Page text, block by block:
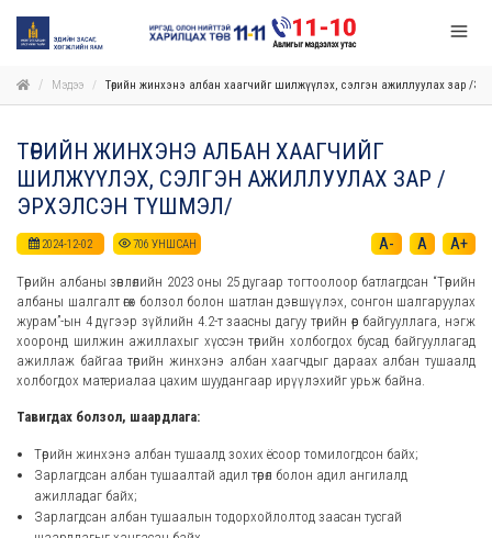
Мэдээ Төрийн жинхэнэ албан хаагчийг шилжүүлэх, сэлгэн ажиллуулах зар /
ТӨРИЙН ЖИНХЭНЭ АЛБАН ХААГЧИЙГ
ШИЛЖҮҮЛЭХ, СЭЛГЭН АЖИЛЛУУЛАХ ЗАР /
ЭРХЭЛСЭН ТҮШМЭЛ/
2024-12-02 706 УНШСАН A- A A+
Төрийн албаны зөвлөлийн 2023 оны 25 дугаар тогтоолоор батлагдсан “Төрийн
албаны шалгалт өгөх болзол болон шатлан дэвшүүлэх, сонгон шалгаруулах
журам”-ын 4 дүгээр зүйлийн 4.2-т заасны дагуу төрийн өөр байгууллага, нэгж
хооронд шилжин ажиллахыг хүссэн төрийн холбогдох бусад байгууллагад
ажиллаж байгаа төрийн жинхэнэ албан хаагчдыг дараах албан тушаалд
холбогдох материалаа цахим шуудангаар ирүүлэхийг урьж байна.
Тавигдах болзол, шаардлага:
Төрийн жинхэнэ албан тушаалд зохих ёсоор томилогдсон байх;
Зарлагдсан албан тушаалтай адил төрөл болон адил ангилалд
ажилладаг байх;
Зарлагдсан албан тушаалын тодорхойлолтод заасан тусгай